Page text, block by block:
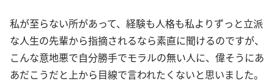
私が至らない所があって、経験も人格も私よりずっと立派
な人生の先輩から指摘されるなら素直に聞けるのですが、
こんな意地悪で自分勝手でモラルの無い人に、偉そうにあ
あだこうだと上から目線で言われたくないと思いました。